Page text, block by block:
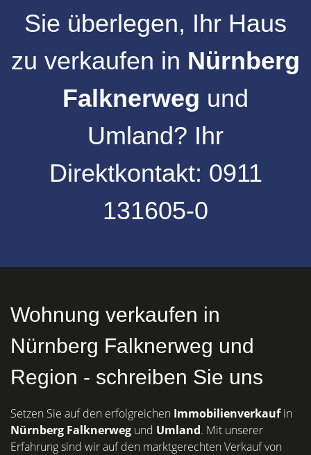
Sie überlegen, Ihr Haus
zu verkaufen in Nürnberg
Falknerweg und
Umland? Ihr
Direktkontakt: 0911
131605-0
Wohnung verkaufen in
Nürnberg Falknerweg und
Region - schreiben Sie uns
Setzen Sie auf den erfolgreichen Immobilienverkaufin
Nürnberg Falknerweg und Umland. Mit unserer
Erfahrung sind wir auf den marktgerechten Verkauf von